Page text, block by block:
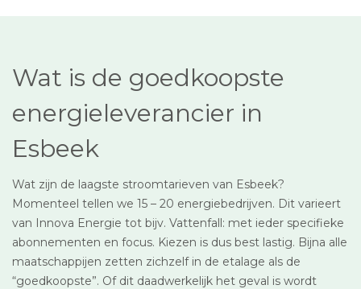
Wat is de goedkoopste
energieleverancier in
Esbeek
Wat zijn de laagste stroomtarieven van Esbeek?
Momenteel tellen we 15 – 20 energiebedrijven. Dit varieert
van Innova Energie tot bijv. Vattenfall: met ieder specifieke
abonnementen en focus. Kiezen is dus best lastig. Bijna alle
maatschappijen zetten zichzelf in de etalage als de
“goedkoopste”. Of dit daadwerkelijk het geval is wordt